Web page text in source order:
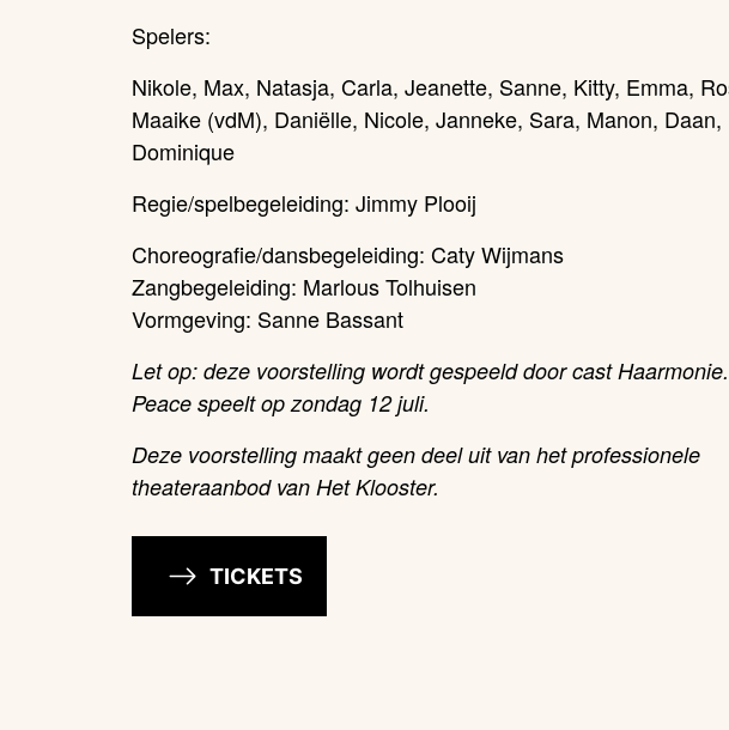
Spelers:
Nikole, Max, Natasja, Carla, Jeanette, Sanne, Kitty, Emma,
Maaike (vdM), Daniëlle, Nicole, Janneke, Sara, Manon, Daan,
Dominique
Regie/spelbegeleiding: Jimmy Plooij
Choreografie/dansbegeleiding: Caty Wijmans
Zangbegeleiding: Marlous Tolhuisen
Vormgeving: Sanne Bassant
Let op: deze voorstelling wordt gespeeld door cast
Peace speelt op zondag 12 juli.
Deze voorstelling maakt geen deel uit van het professionele
theateraanbod van Het Klooster.
TICKETS